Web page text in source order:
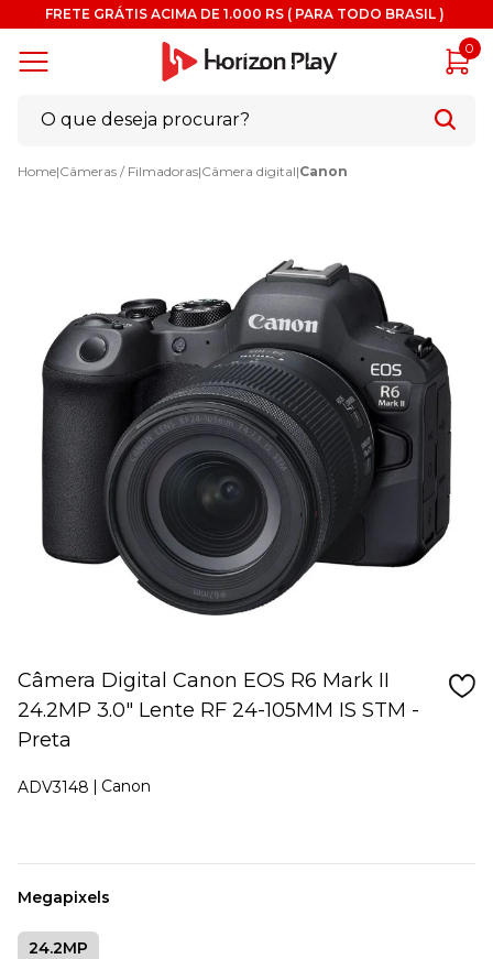
FRETE GRÁTIS ACIMA DE 1.000 RS ( PARA TODO BRASIL )
0
Home|Câmeras / Filmadoras|Câmera digital|Canon
Câmera Digital Canon EOS R6 Mark II
24.2MP 3.0" Lente RF 24-105MM IS STM -
Preta
ADV3148 Canon
Megapixels
24.2MP